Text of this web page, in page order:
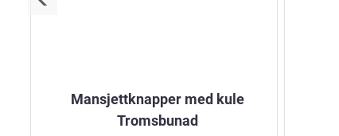
Mansjettknapper med kule
Tromsbunad